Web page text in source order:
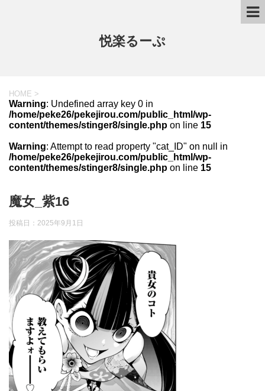
悦楽るーぷ
HOME >
Warning: Undefined array key 0 in
/home/peke26/pekejirou.com/public_html/wp-
content/themes/stinger8/single.php on line 15
Warning: Attempt to read property "cat_ID" on null in
/home/peke26/pekejirou.com/public_html/wp-
content/themes/stinger8/single.php on line 15
魔女_紫16
投稿日： 2025年9月1日